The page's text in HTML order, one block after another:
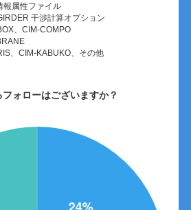
報属性ファイル
干渉計算オプション
、CIM-COMPO
、CIM-KABUKO、その他
ォローはございますか？